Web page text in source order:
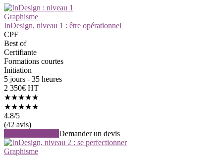
Graphisme
InDesign, niveau 1 : être opérationnel
CPF
Best of
Certifiante
Formations courtes
Initiation
5 jours - 35 heures
2 350€ HT
★★★★★
★★★★★
4.8/5
(42 avis)
Demander un devis
Graphisme